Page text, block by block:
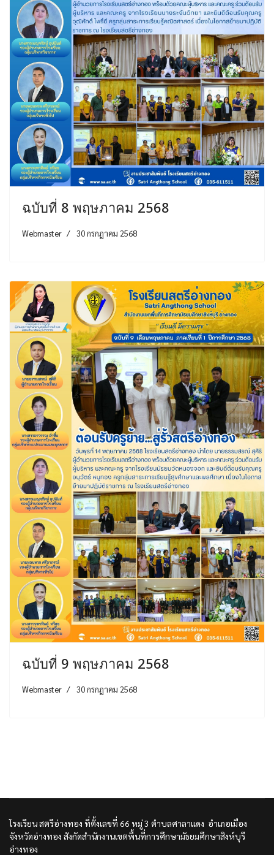
ฉบับที่ 8 พฤษภาคม 2568
Webmaster 30 กรกฎาคม 2568
ฉบับที่ 9 พฤษภาคม 2568
Webmaster 30 กรกฎาคม 2568
โรงเรียน สตรีอ่างทอง ที่ตั้งเลขที่ 66 หมู่ 3 ตำบลศาลาแดง อำเภอเมือง
จังหวัดอ่างทอง สังกัดสำนักงานเขตพื้นที่การศึกษามัธยมศึกษาสิงห์บุรี
อ่างทอง